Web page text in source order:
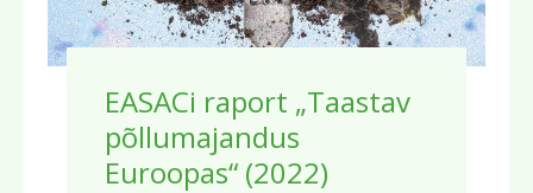
EASACi raport „Taastav
põllumajandus
Euroopas“ (2022)